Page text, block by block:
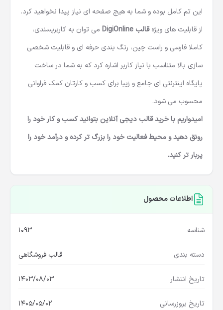
این تم کامل بوده و شما به هیج صفحه ای نیاز پیدا نخواهید کرد.
از قابلیت های ویژهقالب DigiOnline
می توان به کاربرپسندی،
کاملا فارسی و راست چین، رنگ بندی حرفه ای و قابلیت شخصی
سازی بالا متناسب با نیاز کاربر اشاره کرد که به شما در ساخت
پایگاه اینترنتی ای جامع و زیبا برای کسب و کارتان کمک فراوانی
محسوب می شود.
امیدواریم با خرید قالب دیجی آنلاین بتوانید کسب و کار خود را
رونق دهید و محیط فعالیت خود را بزرگ تر کرده و درآمد خود را
پربار تر کنید.
اطلاعات محصول
شناسه 1093
دسته بندی قالب فروشگاهی
تاریخ انتشار 1403/08/03
تاریخ بروزرسانی 1405/05/02